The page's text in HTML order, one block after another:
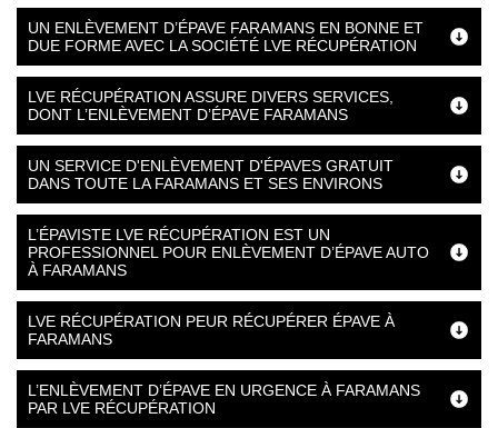
UN ENLÈVEMENT D’ÉPAVE FARAMANS EN BONNE ET
DUE FORME AVEC LA SOCIÉTÉ LVE RÉCUPÉRATION
LVE RÉCUPÉRATION ASSURE DIVERS SERVICES,
DONT L’ENLÈVEMENT D’ÉPAVE FARAMANS
UN SERVICE D'ENLÈVEMENT D'ÉPAVES GRATUIT
DANS TOUTE LA FARAMANS ET SES ENVIRONS
L’ÉPAVISTE LVE RÉCUPÉRATION EST UN
PROFESSIONNEL POUR ENLÈVEMENT D’ÉPAVE AUTO
À FARAMANS
LVE RÉCUPÉRATION PEUR RÉCUPÉRER ÉPAVE À
FARAMANS
L’ENLÈVEMENT D’ÉPAVE EN URGENCE À FARAMANS
PAR LVE RÉCUPÉRATION